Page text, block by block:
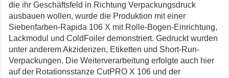
die ihr Geschäftsfeld in Richtung Verpackungsdruck
ausbauen wollen, wurde die Produktion mit einer
Siebenfarben-Rapida 106 X mit Rolle-Bogen-Einrichtung,
Lackmodul und ColdFoiler demonstriert. Gedruckt wurden
unter anderem Akzidenzen, Etiketten und Short-Run-
Verpackungen. Die Weiterverarbeitung erfolgte auch hier
auf der Rotationsstanze CutPRO X 106 und der